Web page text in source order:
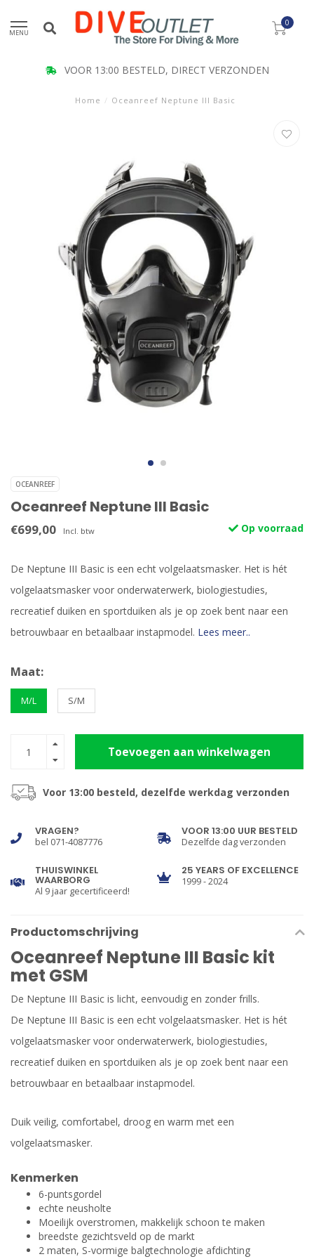
MENU
0
VOOR 13:00 BESTELD, DIRECT VERZONDEN
Home / Oceanreef Neptune III Basic
OCEANREEF
Oceanreef Neptune III Basic
€699,00 Incl. btw Op voorraad
De Neptune III Basic is een echt volgelaatsmasker. Het is hét
volgelaatsmasker voor onderwaterwerk, biologiestudies,
recreatief duiken en sportduiken als je op zoek bent naar een
betrouwbaar en betaalbaar instapmodel. Lees meer..
Maat:
M/L S/M
Toevoegen aan winkelwagen
Voor 13:00 besteld, dezelfde werkdag verzonden
VRAGEN?
bel 071-4087776
VOOR 13:00 UUR BESTELD
Dezelfde dag verzonden
THUISWINKEL
WAARBORG
Al 9 jaar gecertificeerd!
25 YEARS OF EXCELLENCE
1999 - 2024
Productomschrijving
Oceanreef Neptune III Basic kit
met GSM
De Neptune III Basic is licht, eenvoudig en zonder frills.
De Neptune III Basic is een echt volgelaatsmasker. Het is hét
volgelaatsmasker voor onderwaterwerk, biologiestudies,
recreatief duiken en sportduiken als je op zoek bent naar een
betrouwbaar en betaalbaar instapmodel.
Duik veilig, comfortabel, droog en warm met een
volgelaatsmasker.
Kenmerken
6-puntsgordel
echte neusholte
Moeilijk overstromen, makkelijk schoon te maken
breedste gezichtsveld op de markt
2 maten, S-vormige balgtechnologie afdichting